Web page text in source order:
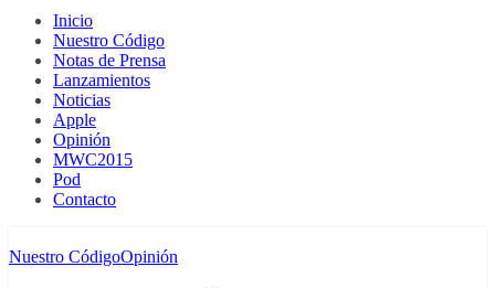
Inicio
Nuestro Código
Notas de Prensa
Lanzamientos
Noticias
Apple
Opinión
MWC2015
Pod
Contacto
Nuestro CódigoOpinión